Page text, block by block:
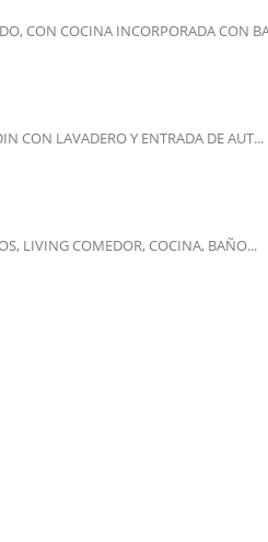
CON COCINA INCORPORADA CON
CON LAVADERO Y ENTRADA DE AUT...
LIVING COMEDOR, COCINA, BAÑO...